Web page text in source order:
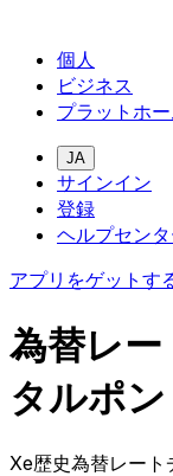
個人
ビジネス
プラットホ
JA
サインイン
登録
ヘルプセン
アプリをゲットす
為替レ
タルポ
Xe歴史為替レート